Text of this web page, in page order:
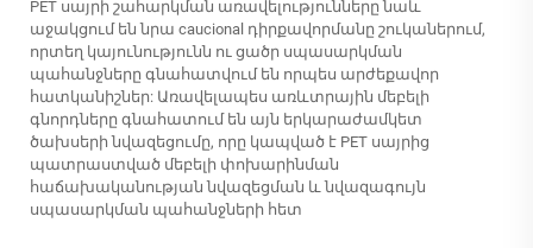
PET սայրի շահարկման առավելությունները նաև
աջակցում են նրա caucional դիրքավորմանը շուկաներում,
որտեղ կայունությունն ու ցածր սպասարկման
պահանջները գնահատվում են որպես արժեքավոր
հատկանիշներ: Առավելապես առևտրային մեբելի
գնորդները գնահատում են այն երկարաժամկետ
ծախսերի նվազեցումը, որը կապված է PET սայրից
պատրաստված մեբելի փոխարինման
հաճախականության նվազեցման և նվազագույն
սպասարկման պահանջների հետ